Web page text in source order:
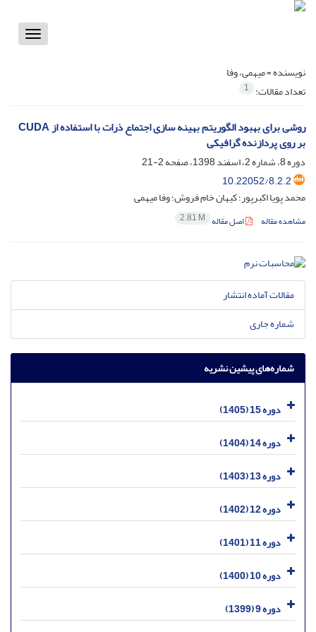
Toggle
نویسنده =میهمی، وفا
تعداد مقالات: 1
روشی برای بهبود الگوریتم بهینه سازی اجتماع ذرات با استفاده از CUDA
بر روی پردازنده گرافیکی
دوره 8، شماره 2، اسفند 1398، صفحه
2-21
10.22052/8.2.2
محمد پویا اکبرپور؛ کیهان خام فروش؛ وفا میهمی
مشاهده مقاله اصل مقاله 2.81 M
مقالات آماده انتشار
شماره جاری
شماره‌های پیشین نشریه
دوره 15 (1405)
دوره 14 (1404)
دوره 13 (1403)
دوره 12 (1402)
دوره 11 (1401)
دوره 10 (1400)
دوره 9 (1399)